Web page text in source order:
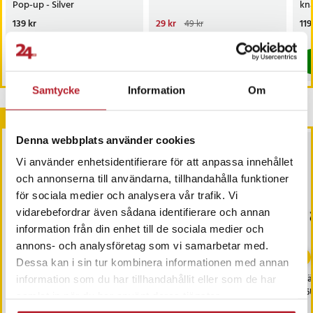
Samtycke Information Om
Denna webbplats använder cookies
Vi använder enhetsidentifierare för att anpassa innehållet
och annonserna till användarna, tillhandahålla funktioner
för sociala medier och analysera vår trafik. Vi
vidarebefordrar även sådana identifierare och annan
information från din enhet till de sociala medier och
annons- och analysföretag som vi samarbetar med.
Dessa kan i sin tur kombinera informationen med annan
information som du har tillhandahållit eller som de har
Pop-up - Silver
Pris:139 kr
139 kr Nuvarande pris
29 krTidigare pris:49 kr
29 kr 49 kr
-50%
DELTACO
USB-Adapter - USB-C till